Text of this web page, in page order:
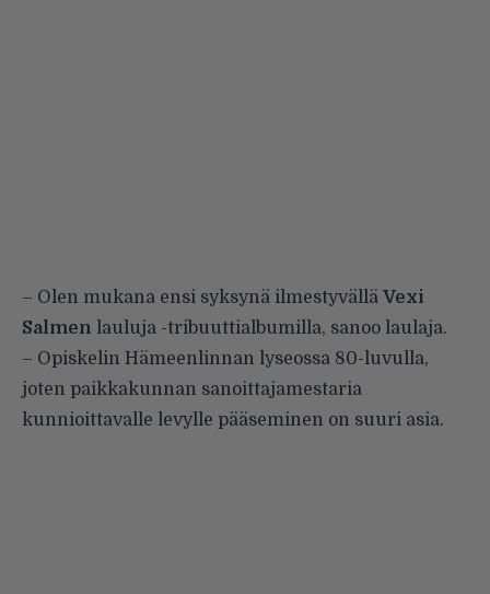
– Olen mukana ensi syksynä ilmestyvällä Vexi
Salmen lauluja -tribuuttialbumilla, sanoo laulaja.
– Opiskelin Hämeenlinnan lyseossa 80-luvulla,
joten paikkakunnan sanoittajamestaria
kunnioittavalle levylle pääseminen on suuri asia.